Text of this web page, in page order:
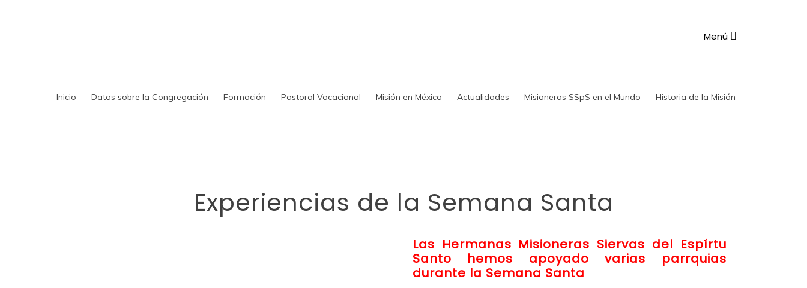
Menú
Inicio Datos sobre la Congregación Formación Pastoral Vocacional Misión en México Actualidades Misioneras SSpS en el Mundo Historia de la Misión
Experiencias de la Semana Santa
Las Hermanas Misioneras Siervas del Espírtu
Santo hemos apoyado varias parrquias
durante la Semana Santa